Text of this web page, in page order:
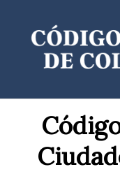
contenido